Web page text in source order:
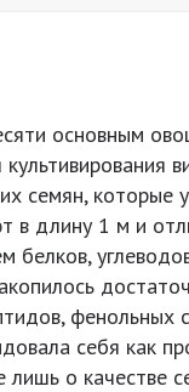
основным
семян, которые
в длину 1 м и
белков,
фенольных
себя как
о качестве